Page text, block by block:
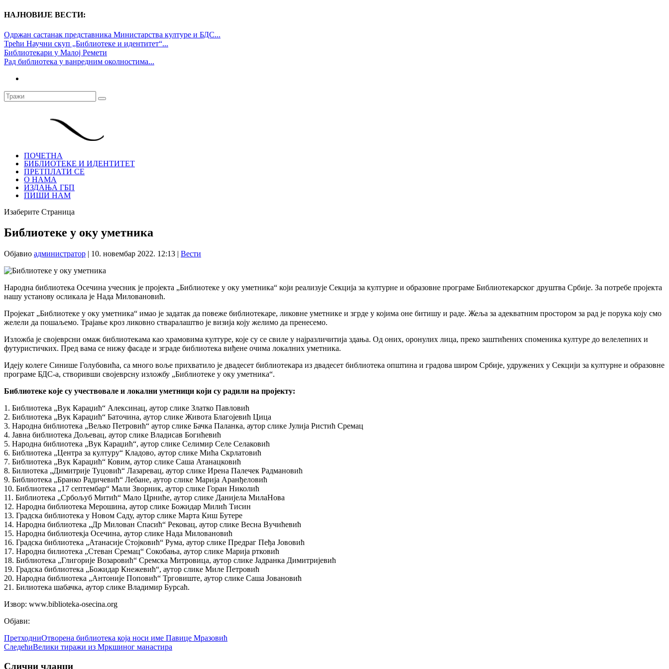
НАЈНОВИЈЕ ВЕСТИ:
Одржан састанак представника Министарства културе и БДС...
Трећи Научни скуп „Библиотеке и идентитет“...
Библиотекари у Малој Ремети
Рад библиотека у ванредним околностима...
ПОЧЕТНА
БИБЛИОТЕКЕ И ИДЕНТИТЕТ
ПРЕТПЛАТИ СЕ
О НАМА
ИЗДАЊА ГБП
ПИШИ НАМ
Изаберите Страница
Библиотеке у оку уметника
Објавио администратор | 10. новембар 2022. 12:13 | Вести
Народна библиотека Осечина учесник је пројекта „Библиотеке у оку уметника“ који реализује Секција за културне и образовне програме Библиотекарског друштва Србије. За потребе пројекта
нашу установу осликала је Нада Миловановић.
Пројекат „Библиотеке у оку уметника“ имао је задатак да повеже библиотекаре, ликовне уметнике и згрде у којима оне битишу и раде. Жеља за адекватним простором за рад је порука коју смо
желели да пошаљемо. Трајање кроз ликовно стваралаштво је визија коју желимо да пренесемо.
Изложба је својеврсни омаж библиотекама као храмовима културе, које су се свиле у најразличитија здања. Од оних, оронулих лица, преко заштићених споменика културе до велелепних и
футуристичких. Пред вама се нижу фасаде и зграде библиотека виђене очима локалних уметника.
Идеју колеге Синише Голубовића, са много воље прихватило је двадесет библиотекара из двадесет библиотека општина и градова широм Србије, удружених у Секцији за културне и образовне
програме БДС-а, створивши својеврсну изложбу „Библиотеке у оку уметника“.
Библиотеке које су учествовале и локални уметници који су радили на пројекту:
1. Библиотека „Вук Караџић“ Алексинац, аутор слике Златко Павловић
2. Библиотека „Вук Караџић“ Баточина, аутор слике Живота Благојевић Цица
3. Народна библиотека „Вељко Петровић“ аутор слике Бачка Паланка, аутор слике Јулија Ристић Сремац
4. Јавна библиотека Дољевац, аутор слике Владисав Богићевић
5. Народна библиотека „Вук Караџић“, аутор слике Селимир Селе Селаковић
6. Библиотека „Центра за културу“ Кладово, аутор слике Мића Скрлатовић
7. Библиотека „Вук Караџић“ Ковим, аутор слике Саша Атанацковић
8. Билиотека „Димитрије Туцовић“ Лазаревац, аутор слике Ирена Палечек Радмановић
9. Библиотека „Бранко Радичевић“ Лебане, аутор слике Марија Аранђеловић
10. Библиотека „17 септембар“ Мали Зворник, аутор слике Горан Николић
11. Библиотека „Србољуб Митић“ Мало Црниће, аутор слике Данијела МилаНова
12. Народна библиотека Мерошина, аутор слике Божидар Милић Тисин
13. Градска библиотека у Новом Саду, аутор слике Марта Киш Бутере
14. Народна библиотека „Др Милован Спасић“ Рековац, аутор слике Весна Вучићевић
15. Народна библиотекја Осечина, аутор слике Нада Миловановић
16. Градска библиотека „Атанасије Стојковић“ Рума, аутор слике Предраг Пеђа Јововић
17. Народна билиотека „Стеван Сремац“ Сокобања, аутор слике Марија ртковић
18. Библиотека „Глигорије Возаровић“ Сремска Митровица, аутор слике Јадранка Димитријевић
19. Градска библиотека „Божидар Кнежевић“, аутор слике Миле Петровић
20. Народна библиотека „Антоније Поповић“ Трговиште, аутор слике Саша Јовановић
21. Билиотека шабачка, аутор слике Владимир Бурсаћ.
Извор: www.biblioteka-osecina.org
Објави:
ПретходниОтворена библиотека која носи име Павице Мразовић
СледећиВелики тиражи из Мркшиног манастира
Слични чланци